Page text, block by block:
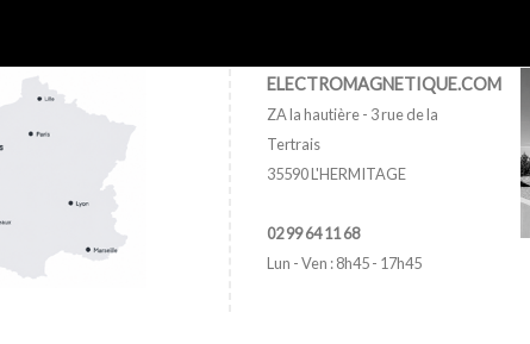
ELECTROMAGNETIQUE.COM
ZA la hautière - 3 rue de la
Tertrais
35590 L'HERMITAGE
02 99 64 11 68
Lun - Ven : 8h45 - 17h45